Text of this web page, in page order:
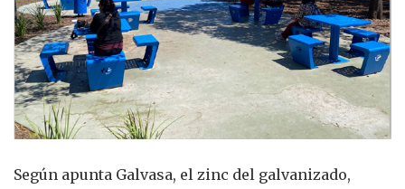
Según apunta Galvasa, el zinc del galvanizado,